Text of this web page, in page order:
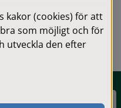
och på olika
kakor (cookies) för att
som möjligt och för
utveckla den efter